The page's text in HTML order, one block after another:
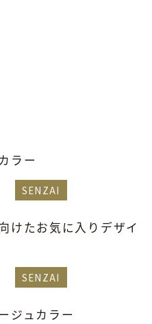
ラー
SENZAI
けたお気に入りデザイ
SENZAI
ジュカラー